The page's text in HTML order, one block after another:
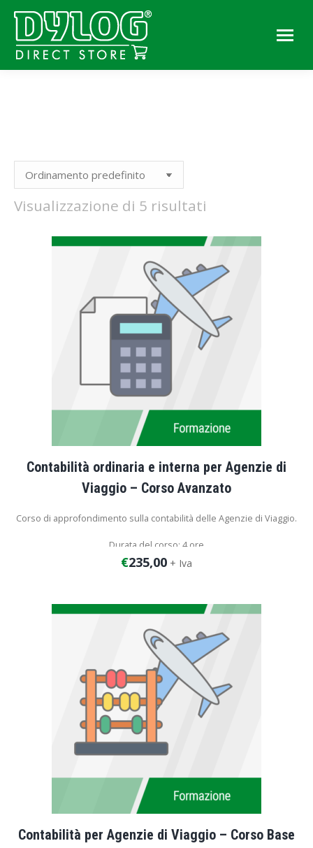
Visualizzazione di 5 risultati
Contabilità ordinaria e interna per Agenzie di
Viaggio – Corso Avanzato
Corso di approfondimento sulla contabilità delle Agenzie di Viaggio.
Durata del corso: 4 ore
€235,00 + Iva
Contabilità per Agenzie di Viaggio – Corso Base